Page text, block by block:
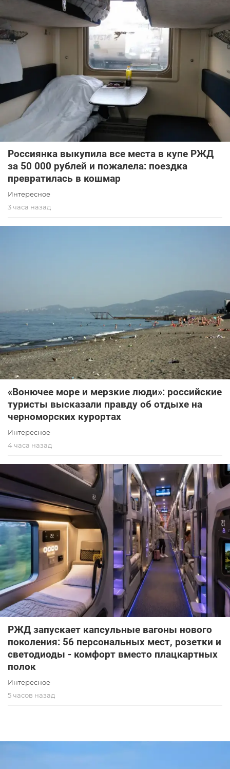
Россиянка выкупила все места в купе РЖД
за 50 000 рублей и пожалела: поездка
превратилась в кошмар
Интересное
3 часа назад
«Вонючее море и мерзкие люди»: российские
туристы высказали правду об отдыхе на
черноморских курортах
Интересное
4 часа назад
РЖД запускает капсульные вагоны нового
поколения: 56 персональных мест, розетки и
светодиоды - комфорт вместо плацкартных
полок
Интересное
5 часов назад